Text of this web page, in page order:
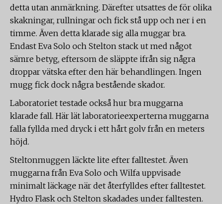
detta utan anmärkning. Därefter utsattes de för olika
skakningar, rullningar och fick stå upp och ner i en
timme. Även detta klarade sig alla muggar bra.
Endast Eva Solo och Stelton stack ut med något
sämre betyg, eftersom de släppte ifrån sig några
droppar vätska efter den här behandlingen. Ingen
mugg fick dock några bestående skador.
Laboratoriet testade också hur bra muggarna
klarade fall. Här lät laboratorieexperterna muggarna
falla fyllda med dryck i ett hårt golv från en meters
höjd.
Steltonmuggen läckte lite efter falltestet. Även
muggarna från Eva Solo och Wilfa uppvisade
minimalt läckage när det återfylldes efter falltestet.
Hydro Flask och Stelton skadades under falltesten.